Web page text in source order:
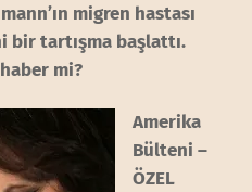
migren hastası
tartışma başlattı.
mi?
Amerika
Bülteni –
ÖZEL